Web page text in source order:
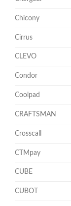
Chicony
Cirrus
CLEVO
Condor
Coolpad
CRAFTSMAN
Crosscall
CTMpay
CUBE
CUBOT